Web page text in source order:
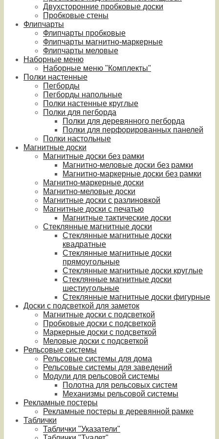
Двухсторонние пробковые доски
Пробковые стены
Флипчарты
Флипчарты пробковые
Флипчарты магнитно-маркерные
Флипчарты меловые
Наборные меню
Наборные меню "Комплекты"
Полки настенные
Пегборды
Пегборды напольные
Полки настенные круглые
Полки для пегборда
Полки для деревянного пегборда
Полки для перфорированных панелей
Полки настольные
Магнитные доски
Магнитные доски без рамки
Магнитно-меловые доски без рамки
Магнитно-маркерные доски без рамки
Магнитно-маркерные доски
Магнитно-меловые доски
Магнитные доски с разлиновкой
Магнитные доски с печатью
Магнитные тактические доски
Стеклянные магнитные доски
Стеклянные магнитные доски
квадратные
Стеклянные магнитные доски
прямоугольные
Стеклянные магнитные доски круглые
Стеклянные магнитные доски
шестиугольные
Стеклянные магнитные доски фигурные
Доски с подсветкой для заметок
Магнитные доски с подсветкой
Пробковые доски с подсветкой
Маркерные доски с подсветкой
Меловые доски с подсветкой
Рельсовые системы
Рельсовые системы для дома
Рельсовые системы для заведений
Модули для рельсовой системы
Полотна для рельсовых систем
Механизмы рельсовой системы
Рекламные постеры
Рекламные постеры в деревянной рамке
Таблички
Таблички "Указатели"